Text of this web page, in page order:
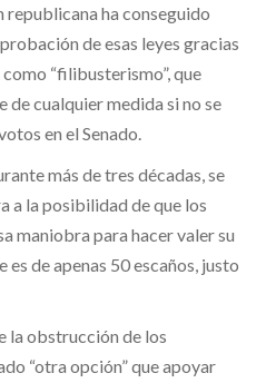
republicana ha conseguido
de esas leyes gracias
“filibusterismo”, que
cualquier medida si no se
en el Senado.
más de tres décadas, se
a la posibilidad de que los
maniobra para hacer valer su
de apenas 50 escaños, justo
la obstrucción de los
“otra opción” que apoyar